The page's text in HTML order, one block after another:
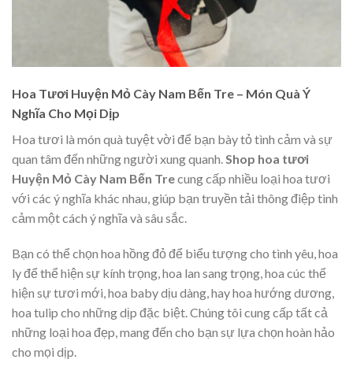
Hoa Tươi Huyện Mỏ Cày Nam Bến Tre – Món Quà Ý
Nghĩa Cho Mọi Dịp
Hoa tươi là món quà tuyệt vời để bạn bày tỏ tình cảm và sự
quan tâm đến những người xung quanh. Shop hoa tươi
Huyện Mỏ Cày Nam Bến Trecung cấp nhiều loại hoa tươi
với các ý nghĩa khác nhau, giúp bạn truyền tải thông điệp tình
cảm một cách ý nghĩa và sâu sắc.
Bạn có thể chọn hoa hồng đỏ để biểu tượng cho tình yêu, hoa
ly để thể hiện sự kính trọng, hoa lan sang trọng, hoa cúc thể
hiện sự tươi mới, hoa baby dịu dàng, hay hoa hướng dương,
hoa tulip cho những dịp đặc biệt. Chúng tôi cung cấp tất cả
những loại hoa đẹp, mang đến cho bạn sự lựa chọn hoàn hảo
cho mọi dịp.